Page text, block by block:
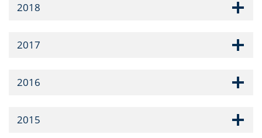
2018
2017
2016
2015